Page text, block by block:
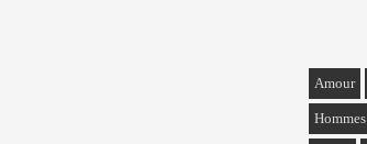
Amour
Hommes